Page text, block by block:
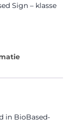
Sign – klasse
in BioBased-